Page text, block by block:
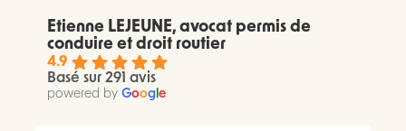
Etienne LEJEUNE, avocat permis de
conduire et droit routier
4.9
Basé sur 291 avis
powered by Goog e